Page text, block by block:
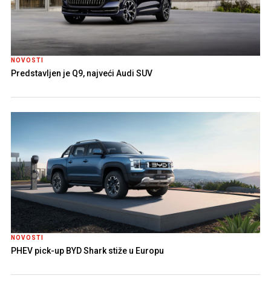
NOVOSTI
Predstavljen je Q9, najveći Audi SUV
NOVOSTI
PHEV pick-up BYD Shark stiže u Europu